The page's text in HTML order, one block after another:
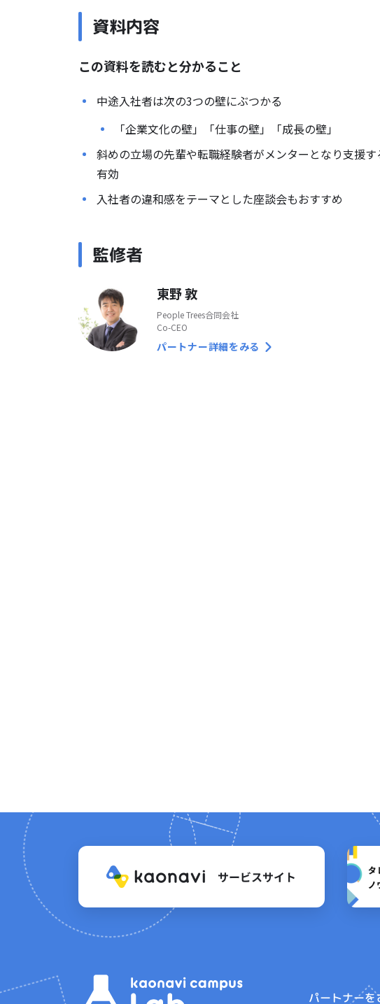
資料内容
この資料を読むと分かること
中途入社者は次の3つの壁にぶつかる
「企業文化の壁」「仕事の壁」「成長の壁」
斜めの立場の先輩や転職経験者がメンターとなり支援す
有効
入社者の違和感をテーマとした座談会もおすすめ
監修者
東野 敦
People Trees合同会社
Co-CEO
パートナー詳細をみる
パートナーを